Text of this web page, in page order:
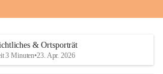
& Ortsporträt
3 Minuten•23. Apr. 2026